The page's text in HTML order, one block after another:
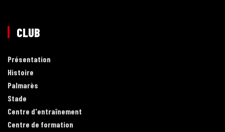
CLUB
Présentation
Histoire
Palmarès
Stade
Centre d'entraînement
Centre de formation